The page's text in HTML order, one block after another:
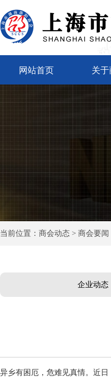
网站首页 关于
当前位置：商会动态 > 商会要闻
企业动态
异乡有困厄，危难见真情。近